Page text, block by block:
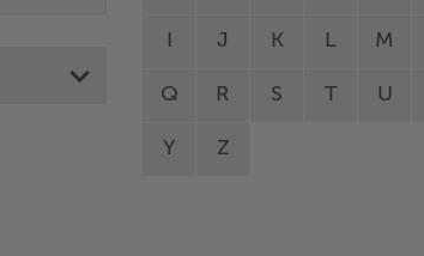
J K L M
Q R S T U
Y Z